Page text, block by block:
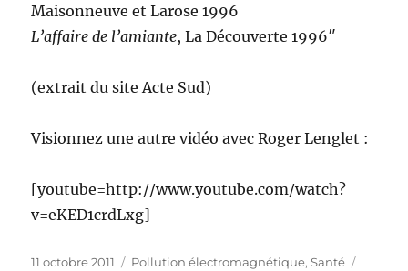
Maisonneuve et Larose 1996
L’affaire de l’amiante, La Découverte 1996″
(extrait du site Acte Sud)
Visionnez une autre vidéo avec Roger Lenglet :
[youtube=http://www.youtube.com/watch?
v=eKED1crdLxg]
Publié
11 octobre 2011 Catégories
Pollution électromagnétique,Santé